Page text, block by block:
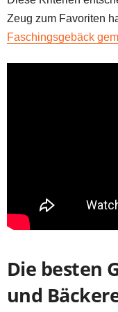
Zeug zum Favoriten
Faschingsgebäck
Die besten
und